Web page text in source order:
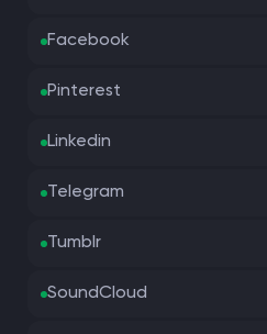
Facebook
Pinterest
Linkedin
Telegram
Tumblr
SoundCloud